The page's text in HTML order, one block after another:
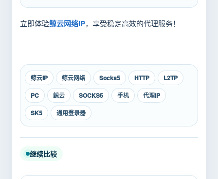
立即体验鲸云网络IP，享受稳定高效的代理服务！
鲸云IP 鲸云网络 Socks5 HTTP
L2TP
PC
鲸云 SOCKS5 手机
代理IP
SK5
通用登录器
继续比较